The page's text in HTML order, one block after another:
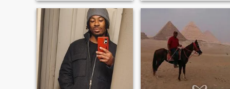
honesta establecida sin
agendas ocultas. Buscando
una dama especial genuina
para una relación potencial
a largo plazo. Vivo en el área
de Richmond Virginia y
trabajo en el norte de
Virginia, cerca de
Washington DC, pero mi
búsqueda de la dama
adecuada, la conexión y la
and being outdoors, whether